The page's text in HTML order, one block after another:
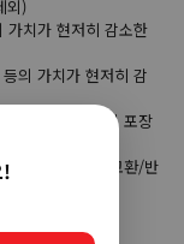
외)
가치가 현저히 감소한
의 가치가 현저히 감
그 원본인 재화의 포장
등에 의해 무료 교환/반
될 수 있습니다.
!